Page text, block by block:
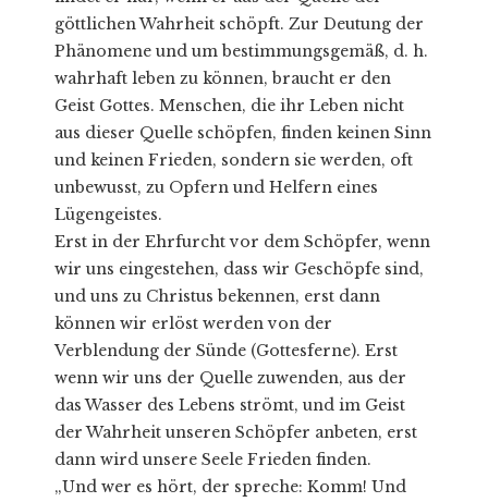
göttlichen Wahrheit schöpft. Zur Deutung der
Phänomene und um bestimmungsgemäß, d. h.
wahrhaft leben zu können, braucht er den
Geist Gottes. Menschen, die ihr Leben nicht
aus dieser Quelle schöpfen, finden keinen Sinn
und keinen Frieden, sondern sie werden, oft
unbewusst, zu Opfern und Helfern eines
Lügengeistes.
Erst in der Ehrfurcht vor dem Schöpfer, wenn
wir uns eingestehen, dass wir Geschöpfe sind,
und uns zu Christus bekennen, erst dann
können wir erlöst werden von der
Verblendung der Sünde (Gottesferne). Erst
wenn wir uns der Quelle zuwenden, aus der
das Wasser des Lebens strömt, und im Geist
der Wahrheit unseren Schöpfer anbeten, erst
dann wird unsere Seele Frieden finden.
„Und wer es hört, der spreche: Komm! Und